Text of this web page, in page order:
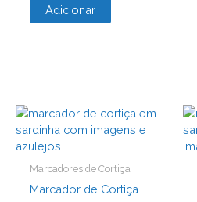
Adicionar
Marcadores de Cortiça
Marcador de Cortiça